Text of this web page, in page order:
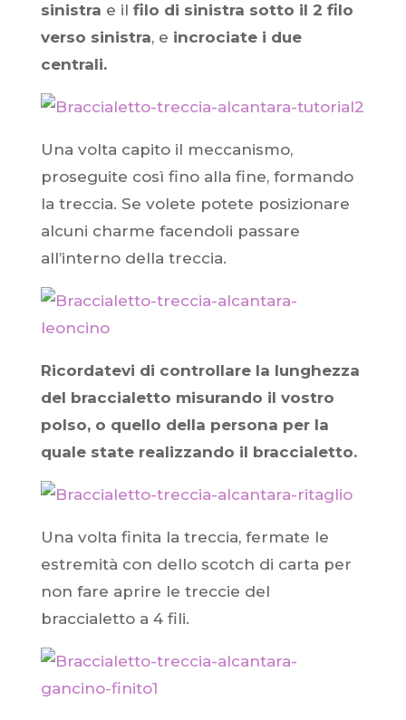
sinistra e il filo di sinistra sotto il 2 filo
verso sinistra, e incrociate i due
centrali.
Una volta capito il meccanismo,
proseguite così fino alla fine, formando
la treccia. Se volete potete posizionare
alcuni charme facendoli passare
all’interno della treccia.
Ricordatevi di controllare la lunghezza
del braccialetto misurando il vostro
polso, o quello della persona per la
quale state realizzando il braccialetto.
Una volta finita la treccia, fermate le
estremità con dello scotch di carta per
non fare aprire le treccie del
braccialetto a 4 fili.